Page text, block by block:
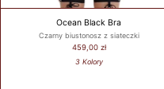
Ocean Black Bra
Czarny biustonosz z siateczki
459,00 zł
3 Kolory